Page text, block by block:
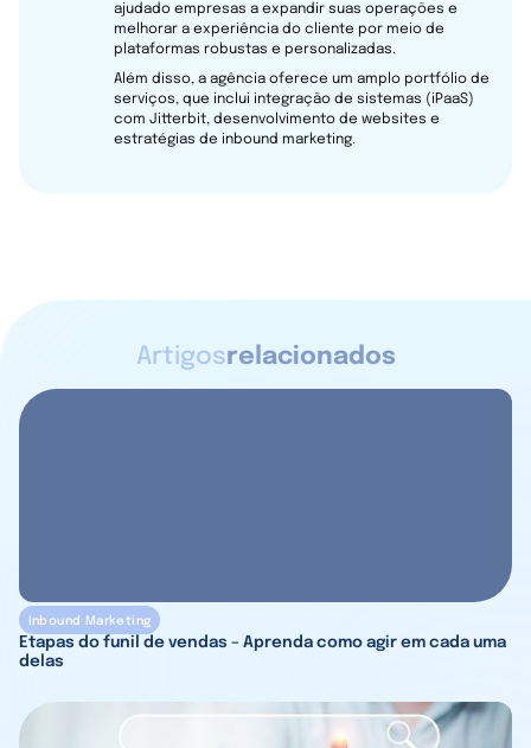
ajudado empresas a expandir suas operações e
melhorar a experiência do cliente por meio de
plataformas robustas e personalizadas.
Além disso, a agência oferece um amplo portfólio de
serviços, que inclui integração de sistemas (iPaaS)
com Jitterbit, desenvolvimento de websites e
estratégias de inbound marketing.
Artigosrelacionados
Inbound Marketing
Etapas do funil de vendas – Aprenda como agir em cada uma
delas